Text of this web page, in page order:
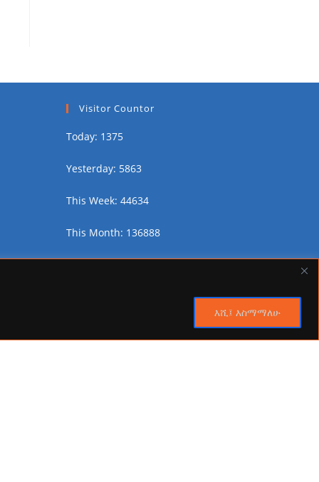
እሺ፤ እስማማለሁ
Visitor Countor
Today: 1375
Yesterday: 5863
This Week: 44634
This Month: 136888